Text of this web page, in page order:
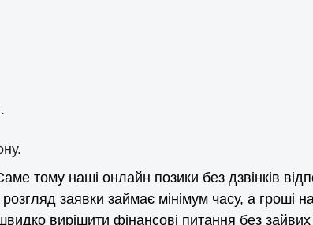
тому наші онлайн позики без дзвінків
заявки займає мінімум часу, а гроші
вирішити фінансові питання без